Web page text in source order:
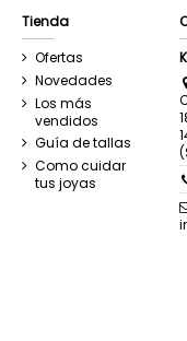
Tienda
Ofertas
Novedades
Los más
vendidos
Guía de tallas
Como cuidar
tus joyas